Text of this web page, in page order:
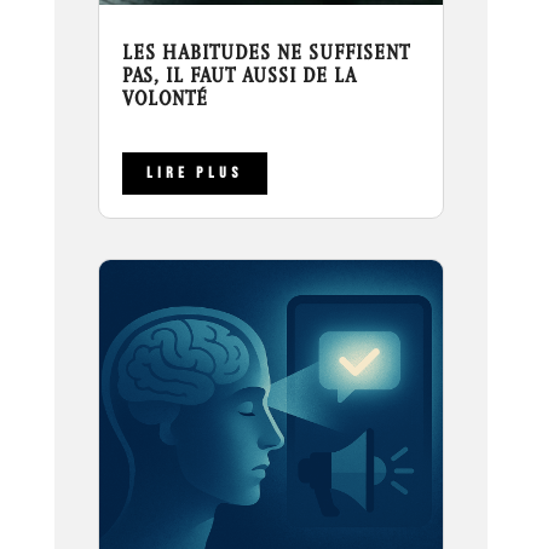
LES HABITUDES NE SUFFISENT
PAS, IL FAUT AUSSI DE LA
VOLONTÉ
LIRE PLUS